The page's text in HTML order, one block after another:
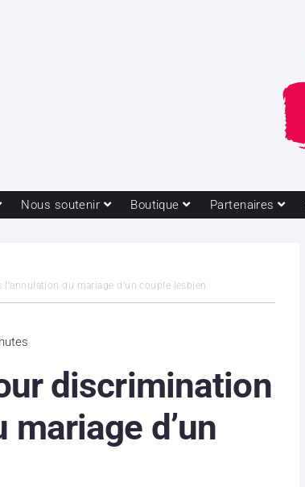
Nous soutenir Boutique Partenaires
du mariage d’un couple lesbien
discrimination
mariage d’un